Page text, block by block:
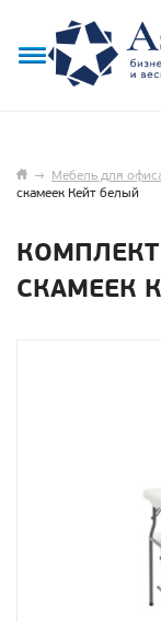
→ Мебель для
скамеек Кейт белый
СКАМЕЕК